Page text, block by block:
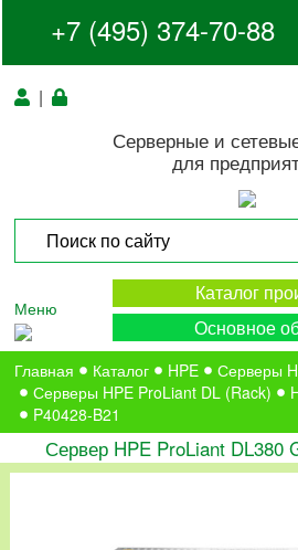
+7 (495) 374-70-88
|
Серверные и
для
Меню
Каталог
Основное
Главная Каталог HPE
Серверы
Серверы HPE ProLiant DL (Rack)
P40428-B21
Сервер HPE ProLiant DL380